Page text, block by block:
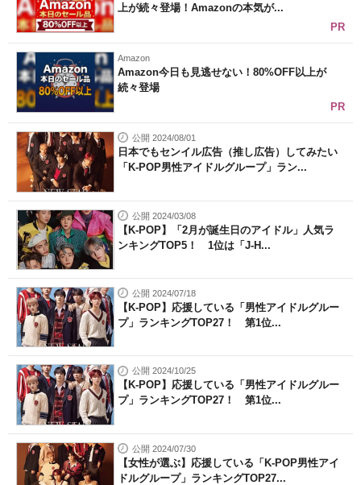
上が続々登場！Amazonの本気が...
PR
Amazon
Amazon今日も見逃せない！80%OFF以上が
続々登場
PR
公開 2024/08/01
日本でもセンイル広告（推し広告）してみたい
「K-POP男性アイドルグループ」ラン...
公開 2024/03/08
【K-POP】「2月が誕生日のアイドル」人気ラ
ンキングTOP5！ 1位は「J-H...
公開 2024/07/18
【K-POP】応援している「男性アイドルグルー
プ」ランキングTOP27！ 第1位...
公開 2024/10/25
【K-POP】応援している「男性アイドルグルー
プ」ランキングTOP27！ 第1位...
公開 2024/07/30
【女性が選ぶ】応援している「K-POP男性アイ
ドルグループ」ランキングTOP27...